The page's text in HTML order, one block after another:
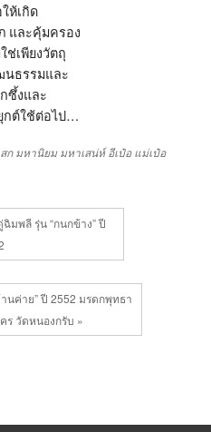
ห้เกิด
และคุ้มครอง
ช่เพียงวัตถุ
นธรรมและ
ซึ้งและ
กต์ใช้ต่อไป…
ก มหานิยม มหาเสน่ห์ อีเป๋อ แม่เป๋อ
มพลี รุ่น “กนกข้าง” ปี
นค่าย” ปี 2552 มรดกพุทธา
ร วัดหนองกรับ »